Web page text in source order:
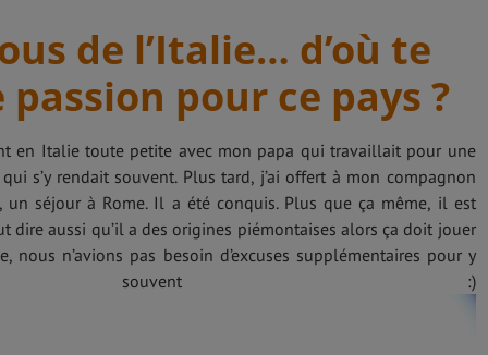
de l’Italie… d’où te
pour ce pays ?
en Italie toute petite avec mon papa qui travaillait pour une
s’y rendait souvent. Plus tard, j’ai offert à mon compagnon
un séjour à Rome. Il a été conquis. Plus que ça même, il est
dire aussi qu’il a des origines piémontaises alors ça doit jouer
nous n’avions pas besoin d’excuses supplémentaires pour y
souvent :)